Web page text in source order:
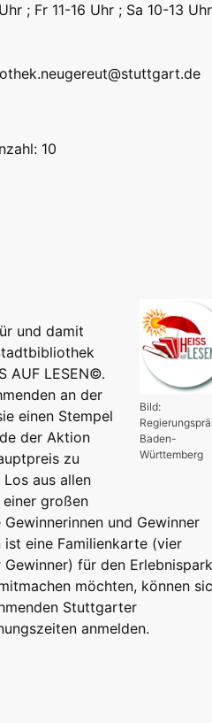
| Freizeit Kitas | Schulen Alle
; Fr 11-16 Uhr ; Sa 10-13 Uhr
10
Bild:
Baden-
Württemberg
und damit
AUF LESEN©.
an der
einen Stempel
der Aktion
zu
aus allen
großen
und Gewinner
eine Familienkarte (vier
für den Erlebnispark
möchten, können
Stuttgarter
anmelden.